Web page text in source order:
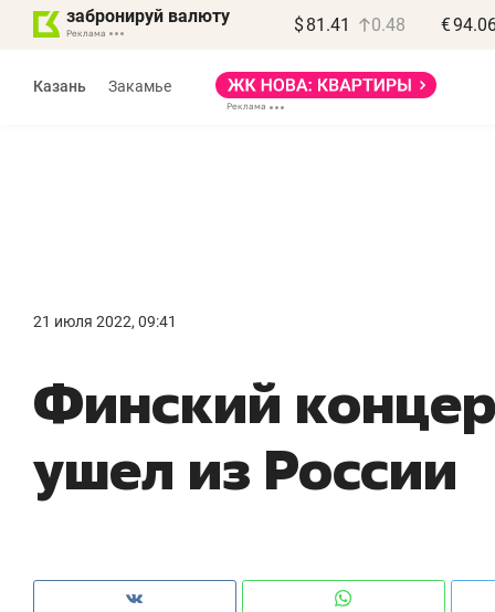
забронируй валюту $ 81.41 0.48 €
Казань Закамье
21 июля 2022, 09:41
Финский
ушел из России